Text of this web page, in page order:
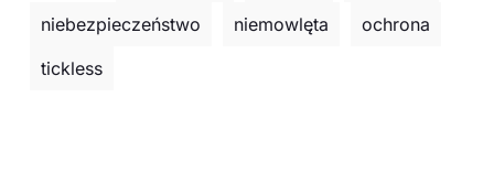
niebezpieczeństwo
niemowlęta
ochrona
tickless